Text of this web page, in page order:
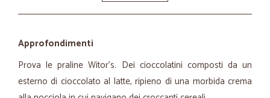
Approfondimenti
Prova le praline Witor's. Dei cioccolatini composti da un
esterno di cioccolato al latte, ripieno di una morbida crema